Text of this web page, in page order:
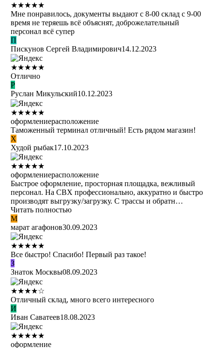
★★★★★
Мне понравилось, документы выдают с 8-00 склад с 9-00
время не теряешь всё объяснят, доброжелательный
персонал всё супер
П
Пискунов Сергей Владимирович14.12.2023
★★★★★
Отлично
Р
Руслан Микульский10.12.2023
★★★★★
оформлениерасположение
Таможенный терминал отличный! Есть рядом магазин!
Х
Худой рыбак17.10.2023
★★★★★
оформлениерасположение
Быстрое оформление, просторная площадка, вежливый
персонал. На СВХ профессионально, аккуратно и быстро
производят выгрузку/загрузку. С трассы и обратн…
Читать полностью
М
марат агафонов30.09.2023
★★★★★
Все быстро! Спасибо! Первый раз такое!
З
Знаток Москвы08.09.2023
★★★★☆
Отличный склад, много всего интересного
И
Иван Саватеев18.08.2023
★★★★★
оформление